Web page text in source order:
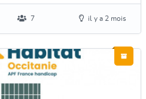
7 il y a 2 mois